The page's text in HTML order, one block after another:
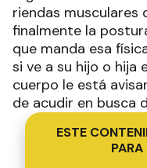
riendas musculares
finalmente la
que manda esa
si ve a su hijo o hija
cuerpo le está
de acudir en busca
ESTE